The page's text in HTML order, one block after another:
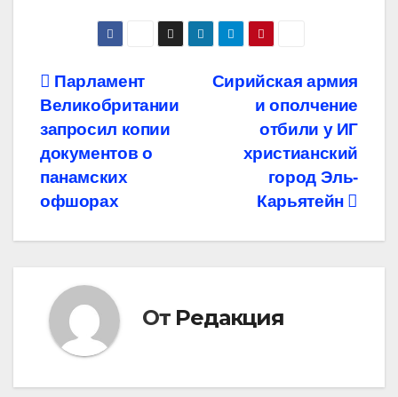
Навигация
по
записям
Сирийская армия
и ополчение
отбили у ИГ
христианский
город Эль-
Карьятейн
Парламент
Великобритании
запросил копии
документов о
панамских
офшорах
От Редакция